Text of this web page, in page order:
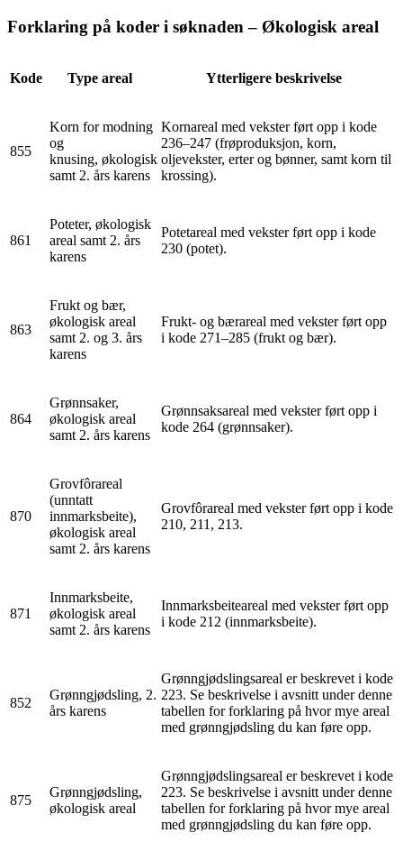
Forklaring på koder i søknaden – Økologisk areal
Kode Type areal Ytterligere beskrivelse
855
Korn for modning
og
knusing, økologisk
samt 2. års karens
Kornareal med vekster ført opp i kode
236–247 (frøproduksjon, korn,
oljevekster, erter og bønner, samt korn til
krossing).
861
Poteter, økologisk
areal samt 2. års
karens
Potetareal med vekster ført opp i kode
230 (potet).
863
Frukt og bær,
økologisk areal
samt 2. og 3. års
karens
Frukt- og bærareal med vekster ført opp
i kode 271–285 (frukt og bær).
864
Grønnsaker,
økologisk areal
samt 2. års karens
Grønnsaksareal med vekster ført opp i
kode 264 (grønnsaker).
870
Grovfôrareal
(unntatt
innmarksbeite),
økologisk areal
samt 2. års karens
Grovfôrareal med vekster ført opp i kode
210, 211, 213.
871
Innmarksbeite,
økologisk areal
samt 2. års karens
Innmarksbeiteareal med vekster ført opp
i kode 212 (innmarksbeite).
852
Grønngjødsling, 2.
års karens
Grønngjødslingsareal er beskrevet i kode
223. Se beskrivelse i avsnitt under denne
tabellen for forklaring på hvor mye areal
med grønngjødsling du kan føre opp.
875
Grønngjødsling,
økologisk areal
Grønngjødslingsareal er beskrevet i kode
223. Se beskrivelse i avsnitt under denne
tabellen for forklaring på hvor mye areal
med grønngjødsling du kan føre opp.